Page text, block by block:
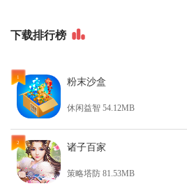
下载排行榜
1 粉末沙盒
休闲益智 54.12MB
2 诸子百家
策略塔防 81.53MB